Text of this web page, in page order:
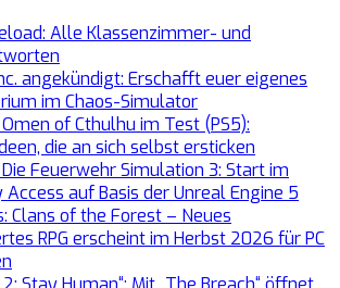
Alle Klassenzimmer- und
angekündigt: Erschafft euer eigenes
im Chaos-Simulator
of Cthulhu im Test (PS5):
die an sich selbst ersticken
Die Feuerwehr Simulation 3: Start im
auf Basis der Unreal Engine 5
Clans of the Forest – Neues
RPG erscheint im Herbst 2026 für PC